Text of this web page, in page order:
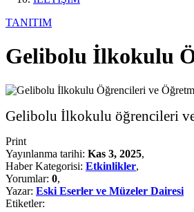
TANITIM
Gelibolu İlkokulu
Gelibolu İlkokulu öğrencileri
Print
Yayınlanma tarihi: Kas 3, 2025,
Haber Kategorisi: Etkinlikler,
Yorumlar: 0,
Yazar: Eski Eserler ve Müzeler Dairesi
Etiketler: